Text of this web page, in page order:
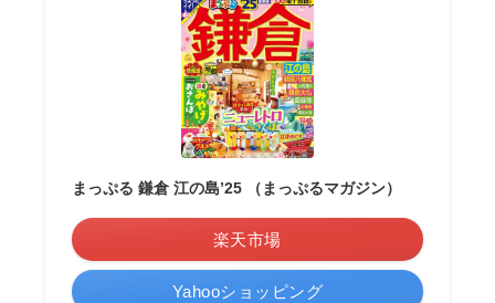
まっぷる 鎌倉 江の島’25 （まっぷるマガジン）
楽天市場
Yahooショッピング